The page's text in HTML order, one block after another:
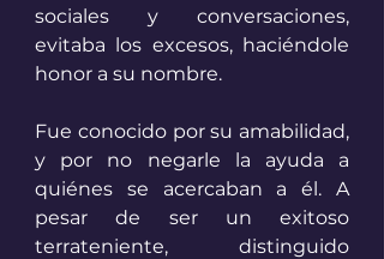
sociales y conversaciones,
evitaba los excesos, haciéndole
honor a su nombre.
Fue conocido por su amabilidad,
y por no negarle la ayuda a
quiénes se acercaban a él. A
pesar de ser un exitoso
terrateniente, distinguido